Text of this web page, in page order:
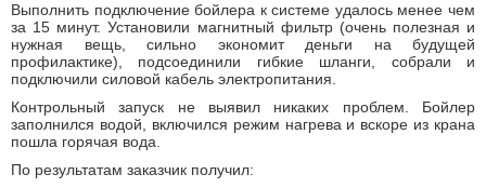
Выполнить подключение бойлера к системе удалось менее чем
за 15 минут. Установили магнитный фильтр (очень полезная и
нужная вещь, сильно экономит деньги на будущей
профилактике), подсоединили гибкие шланги, собрали и
подключили силовой кабель электропитания.
Контрольный запуск не выявил никаких проблем. Бойлер
заполнился водой, включился режим нагрева и вскоре из крана
пошла горячая вода.
По результатам заказчик получил: